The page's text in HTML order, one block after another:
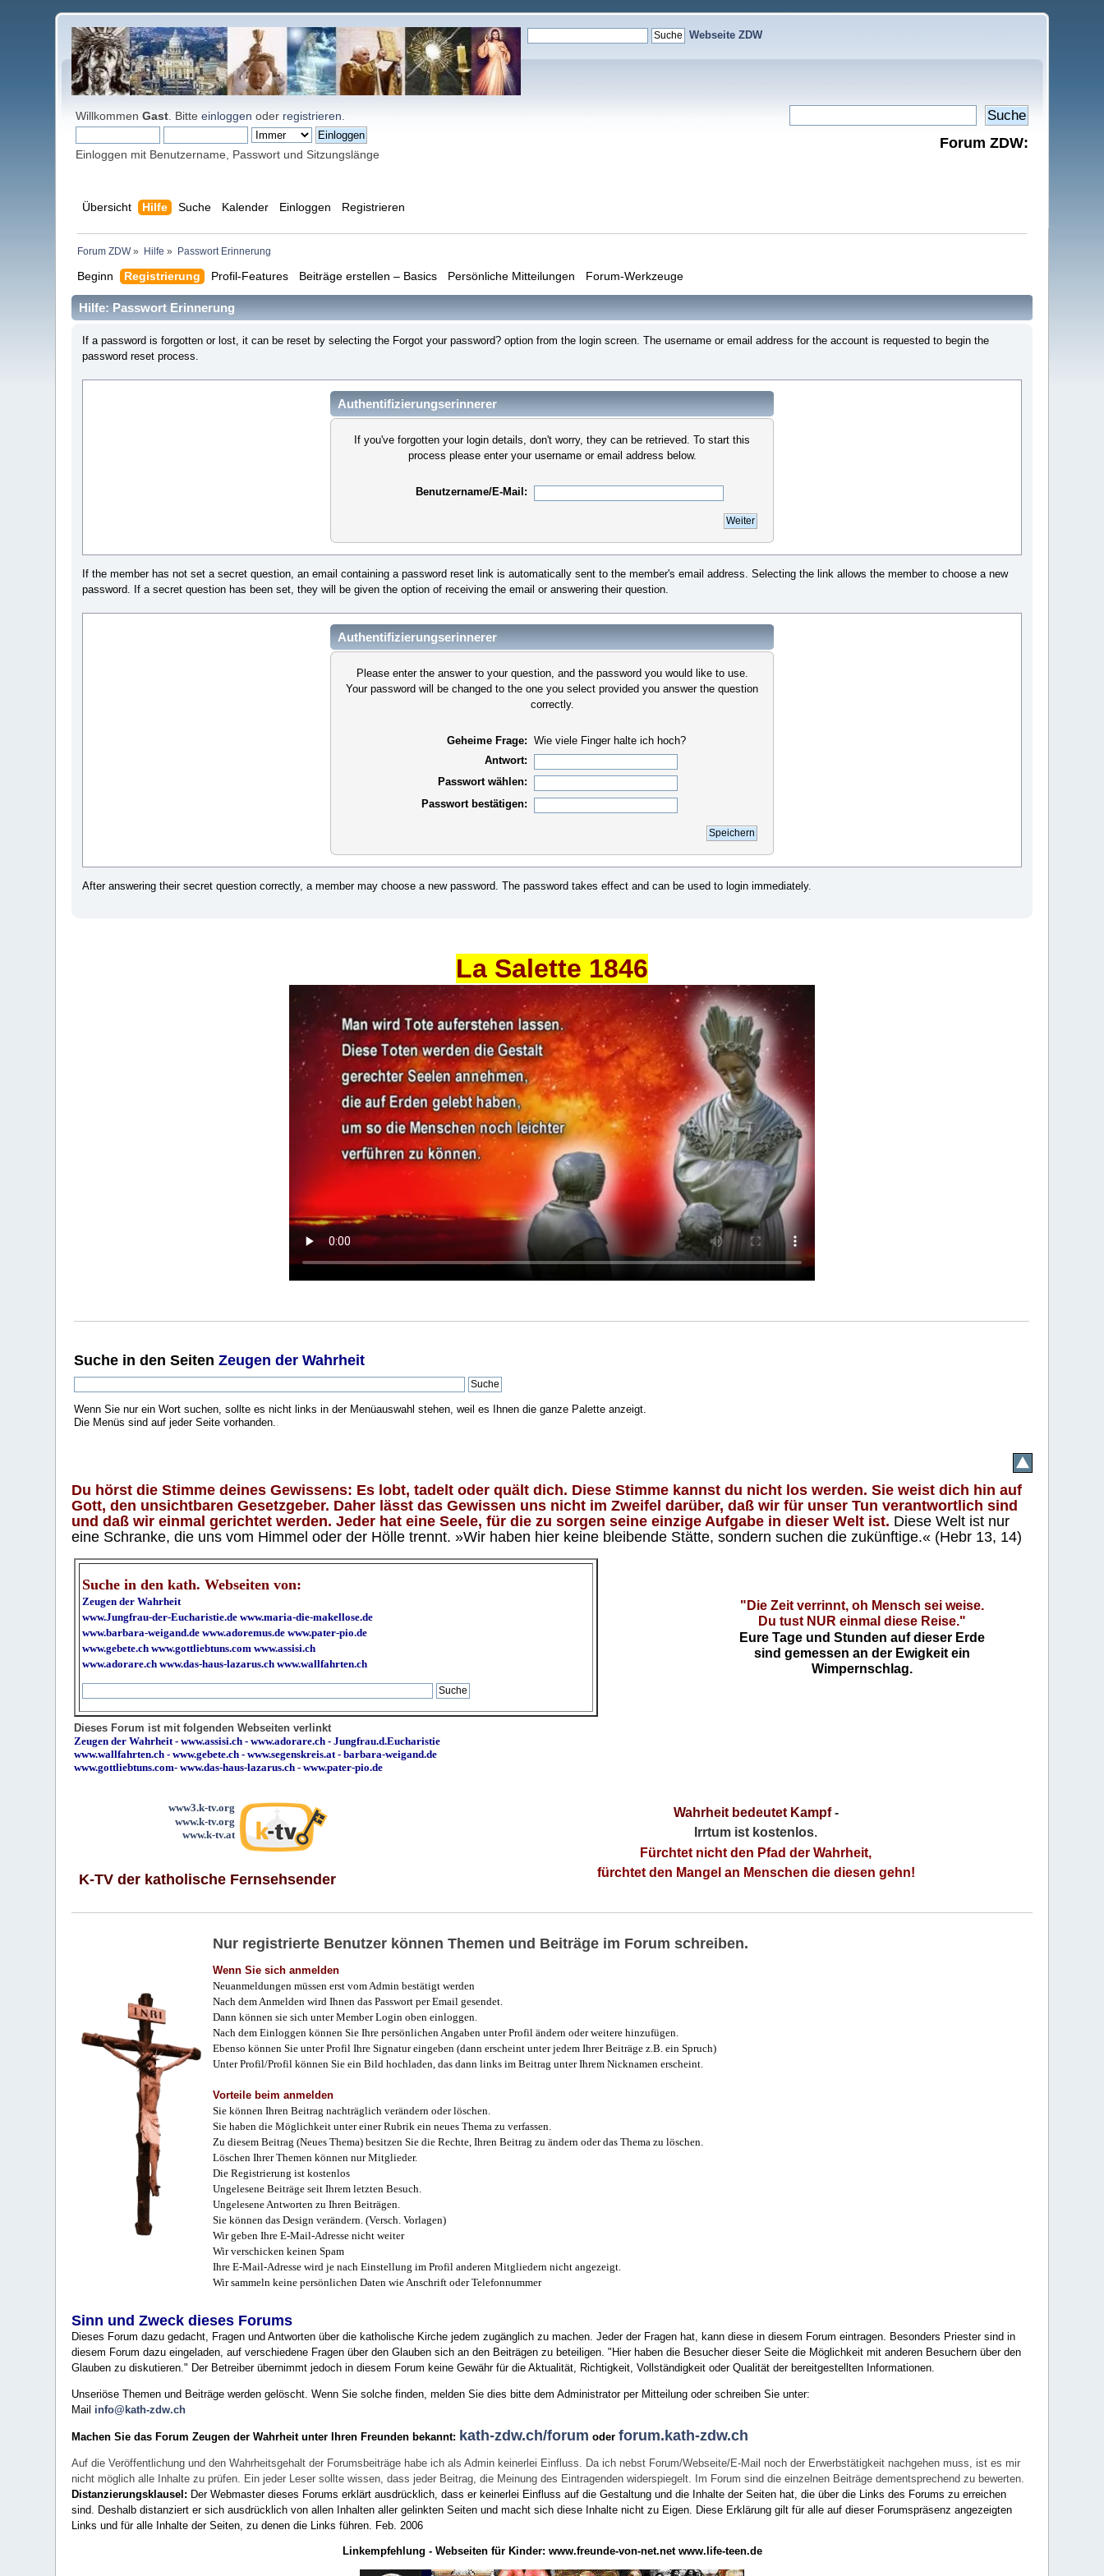
Webseite ZDW
WillkommenGast . Bitteeinloggen oder registrieren
Einloggen mit Benutzername, Passwort und Sitzungslänge
Forum ZDW:
Übersicht Hilfe Suche Kalender Einloggen Registrieren
Forum ZDW» Hilfe » Passwort Erinnerung
Beginn Registrierung Profil-Features Beiträge erstellen – Basics Persönliche Mitteilungen Forum-Werkzeuge
Hilfe: Passwort Erinnerung
If a password is forgotten or lost, it can be reset by selecting the Forgot your password? option from the login screen. The username or email address for the account is requested to begin the
password reset process.
Authentifizierungserinnerer
If you've forgotten your login details, don't worry, they can be retrieved. To start this
process please enter your username or email address below.
Benutzername/E-Mail:
If the member has not set a secret question, an email containing a password reset link is automatically sent to the member's email address. Selecting the link allows the member to choose a new
password. If a secret question has been set, they will be given the option of receiving the email or answering their question.
Authentifizierungserinnerer
Please enter the answer to your question, and the password you would like to use.
Your password will be changed to the one you select provided you answer the question
correctly.
Geheime Frage:
Wie viele Finger halte ich hoch?
Antwort:
Passwort wählen:
Passwort bestätigen:
After answering their secret question correctly, a member may choose a new password. The password takes effect and can be used to login immediately.
La Salette 1846
Suche in den SeitenZeugen der Wahrheit
Wenn Sie nur ein Wort suchen, sollte es nicht links in der Menüauswahl stehen, weil es Ihnen die ganze Palette anzeigt.
Die Menüs sind auf jeder Seite vorhanden..
Du hörst die Stimme deines Gewissens: Es lobt, tadelt oder quält dich. Diese Stimme kannst du nicht los werden. Sie weist dich hin auf
Gott, den unsichtbaren Gesetzgeber. Daher lässt das Gewissen uns nicht im Zweifel darüber, daß wir für unser Tun verantwortlich sind
und daß wir einmal gerichtet werden. Jeder hat eine Seele, für die zu sorgen seine einzige Aufgabe in dieser Welt ist. Diese Welt ist nur
eine Schranke, die uns vom Himmel oder der Hölle trennt. »Wir haben hier keine bleibende Stätte, sondern suchen die zukünftige.« (Hebr 13, 14)
Suche in den kath. Webseiten von:
Zeugen der Wahrheit
www.Jungfrau-der-Eucharistie.de www.maria-die-makellose.de
www.barbara-weigand.de www.adoremus.de www.pater-pio.de
www.gebete.ch www.gottliebtuns.com www.assisi.ch
www.adorare.ch www.das-haus-lazarus.ch www.wallfahrten.ch
"Die Zeit verrinnt, oh Mensch sei weise.
Du tust NUR einmal diese Reise."
Eure Tage und Stunden auf dieser Erde
sind gemessen an der Ewigkeit ein
Wimpernschlag.
Dieses Forum ist mit folgenden Webseiten verlinkt
Zeugen der Wahrheit-www.assisi.ch -www.adorare.ch -Jungfrau.d.Eucharistie
www.wallfahrten.ch -www.gebete.ch -www.segenskreis.at-barbara-weigand.de
www.gottliebtuns.com-www.das-haus-lazarus.ch - www.pater-pio.de
www3.k-tv.org
www.k-tv.org
www.k-tv.at
K-TV der katholische Fernsehsender
Wahrheit bedeutet Kampf-
Irrtum ist kostenlos.
Fürchtet nicht den Pfad der Wahrheit,
fürchtet den Mangel an Menschen die diesen gehn!
Nur registrierte Benutzer können Themen und Beiträge im Forum schreiben.
Wenn Sie sich anmelden
Neuanmeldungen müssen erst vom Admin bestätigt werden
Nach dem Anmelden wird Ihnen das Passwort per Email gesendet.
Dann können sie sich unter Member Login oben einloggen.
Nach dem Einloggen können Sie Ihre persönlichen Angaben unter Profil ändern oder weitere hinzufügen.
Ebenso können Sie unter Profil Ihre Signatur eingeben (dann erscheint unter jedem Ihrer Beiträge z.B. ein Spruch)
Unter Profil/Profil können Sie ein Bild hochladen, das dann links im Beitrag unter Ihrem Nicknamen erscheint.
Vorteile beim anmelden
Sie können Ihren Beitrag nachträglich verändern oder löschen.
Sie haben die Möglichkeit unter einer Rubrik ein neues Thema zu verfassen.
Zu diesem Beitrag (Neues Thema) besitzen Sie die Rechte, Ihren Beitrag zu ändern oder das Thema zu löschen.
Löschen Ihrer Themen können nur Mitglieder.
Die Registrierung ist kostenlos
Ungelesene Beiträge seit Ihrem letzten Besuch.
Ungelesene Antworten zu Ihren Beiträgen.
Sie können das Design verändern. (Versch. Vorlagen)
Wir geben Ihre E-Mail-Adresse nicht weiter
Wir verschicken keinen Spam
Ihre E-Mail-Adresse wird je nach Einstellung im Profil anderen Mitgliedern nicht angezeigt.
Wir sammeln keine persönlichen Daten wie Anschrift oder Telefonnummer
Sinn und Zweck dieses Forums
Dieses Forum dazu gedacht, Fragen und Antworten über die katholische Kirche jedem zugänglich zu machen. Jeder der Fragen hat, kann diese in diesem Forum eintragen. Besonders Priester sind in
diesem Forum dazu eingeladen, auf verschiedene Fragen über den Glauben sich an den Beiträgen zu beteiligen. "Hier haben die Besucher dieser Seite die Möglichkeit mit anderen Besuchern über den
Glauben zu diskutieren." Der Betreiber übernimmt jedoch in diesem Forum keine Gewähr für die Aktualität, Richtigkeit, Vollständigkeit oder Qualität der bereitgestellten Informationen.
Unseriöse Themen und Beiträge werden gelöscht. Wenn Sie solche finden, melden Sie dies bitte dem Administrator per Mitteilung oder schreiben Sie unter:
Mail info@kath-zdw.ch
Machen Sie das Forum Zeugen der Wahrheit unter Ihren Freunden bekannt: kath-zdw.ch/forum oderforum.kath-zdw.ch
Auf die Veröffentlichung und den Wahrheitsgehalt der Forumsbeiträge habe ich als Admin keinerlei Einfluss. Da ich nebst Forum/Webseite/E-Mail noch der Erwerbstätigkeit nachgehen muss, ist es mir
nicht möglich alle Inhalte zu prüfen. Ein jeder Leser sollte wissen, dass jeder Beitrag, die Meinung des Eintragenden widerspiegelt. Im Forum sind die einzelnen Beiträge dementsprechend zu bewerten.
Distanzierungsklausel: Der Webmaster dieses Forums erklärt ausdrücklich, dass er keinerlei Einfluss auf die Gestaltung und die Inhalte der Seiten hat, die über die Links des Forums zu erreichen
sind. Deshalb distanziert er sich ausdrücklich von allen Inhalten aller gelinkten Seiten und macht sich diese Inhalte nicht zu Eigen. Diese Erklärung gilt für alle auf dieser Forumspräsenz angezeigten
Links und für alle Inhalte der Seiten, zu denen die Links führen. Feb. 2006
Linkempfehlung - Webseiten für Kinder: www.freunde-von-net.net www.life-teen.de